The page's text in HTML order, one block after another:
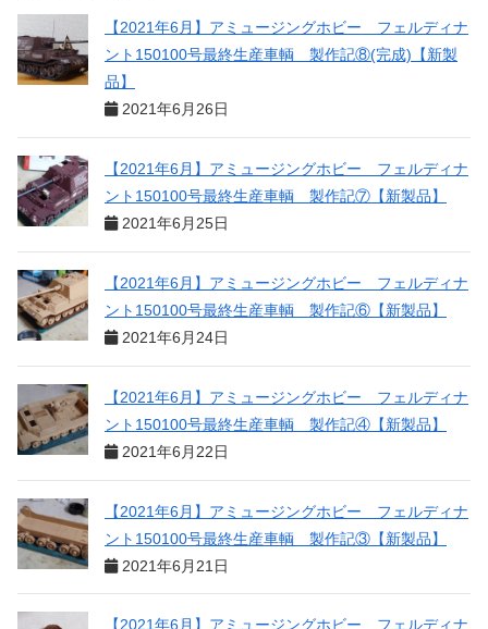
【2021年6月】アミュージングホビー フェルディナ
ント150100号最終生産車輌 製作記⑧(完成)【新製
品】
2021年6月26日
【2021年6月】アミュージングホビー フェルディナ
ント150100号最終生産車輌 製作記⑦【新製品】
2021年6月25日
【2021年6月】アミュージングホビー フェルディナ
ント150100号最終生産車輌 製作記⑥【新製品】
2021年6月24日
【2021年6月】アミュージングホビー フェルディナ
ント150100号最終生産車輌 製作記④【新製品】
2021年6月22日
【2021年6月】アミュージングホビー フェルディナ
ント150100号最終生産車輌 製作記③【新製品】
2021年6月21日
【2021年6月】アミュージングホビー フェルディナ